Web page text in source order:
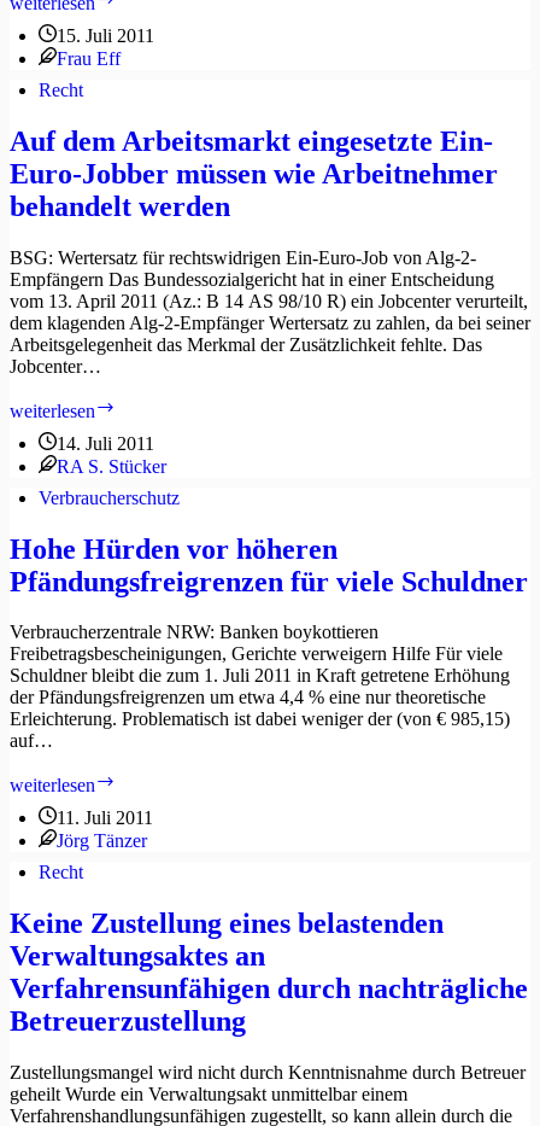
Berufsbetreuerin…
zwischen
15. Juli 2011
Frau Eff
Recht
Auf dem Arbeitsmarkt eingesetzte Ein-
Euro-Jobber müssen wie Arbeitnehmer
behandelt werden
BSG: Wertersatz für rechtswidrigen Ein-Euro-Job von Alg-2-
Empfängern Das Bundessozialgericht hat in einer Entscheidung
vom 13. April 2011 (Az.: B 14 AS 98/10 R) ein Jobcenter verurteilt,
dem klagenden Alg-2-Empfänger Wertersatz zu zahlen, da bei seiner
Arbeitsgelegenheit das Merkmal der Zusätzlichkeit fehlte. Das
Jobcenter…
weiterlesen
Arbeitsmarkt
eingesetzte
Ein-
Jobber
müssen
wie
Arbeitnehmer
behandelt
werden
14. Juli 2011
RA S. Stücker
Verbraucherschutz
Hohe Hürden vor höheren
Pfändungsfreigrenzen für viele Schuldner
Verbraucherzentrale NRW: Banken boykottieren
Freibetragsbescheinigungen, Gerichte verweigern Hilfe Für viele
Schuldner bleibt die zum 1. Juli 2011 in Kraft getretene Erhöhung
der Pfändungsfreigrenzen um etwa 4,4 % eine nur theoretische
Erleichterung. Problematisch ist dabei weniger der (von € 985,15)
auf…
weiterlesen
vor
höheren
viele
Schuldner
11. Juli 2011
Jörg Tänzer
Recht
Keine Zustellung eines belastenden
Verwaltungsaktes an
Verfahrensunfähigen durch nachträgliche
Betreuerzustellung
Zustellungsmangel wird nicht durch Kenntnisnahme durch Betreuer
geheilt Wurde ein Verwaltungsakt unmittelbar einem
Verfahrenshandlungsunfähigen zugestellt, so kann allein durch die